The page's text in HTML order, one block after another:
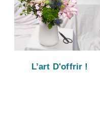
L’art D'offrir !